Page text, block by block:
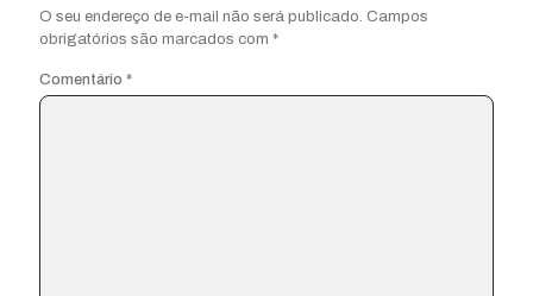
O seu endereço de e-mail não será publicado. Campos
obrigatórios são marcados com *
Comentário *